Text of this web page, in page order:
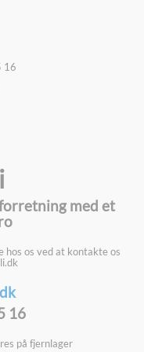
16
med et
hos os ved at kontakte os
16
på fjernlager